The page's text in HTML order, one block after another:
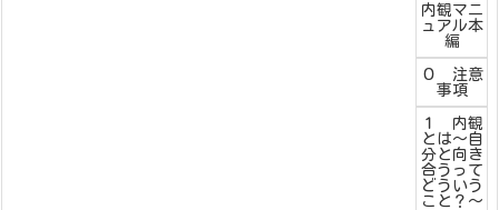
内観マニ
ュアル本
編
０ 注意
事項
１ 内観
とは～自
分と向き
合うって
どういう
こと？～